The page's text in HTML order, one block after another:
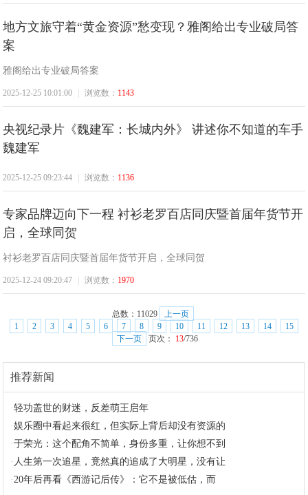
地方文旅守着“黄金资源”愁变现？雅阁给出专业破局答
案
雅阁给出专业破局答案
2025-12-25 10:01:00 浏览数： 1143
央视纪录片《魏建军：长城内外》 讲述你不知道的车手
魏建军
2025-12-25 09:23:44 浏览数： 1136
专家品牌迈向下一程 衬衫老罗百店同庆暨首届年货节开
启，全球同贺
衬衫老罗百店同庆暨首届年货节开启，全球同贺
2025-12-24 09:20:47 浏览数： 1970
总数： 11029
上一页
1
2 3 4 5 6 7 8 9 10 11 12 13 14
15
下一页
页次： 13/736
推荐新闻
·轻功盖世的财迷，反差萌王启年
·娱乐圈中看起来很红，但实际上背后却没有资源的
·于荣光：这个配角不简单，身份多重，让你想不到
· 人生第一次追星，竟然真的追成了大明星，没有让
·20年后再看《西游记后传》：它不是被低估，而